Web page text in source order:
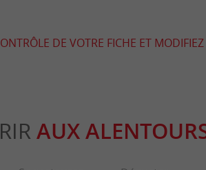
DE VOTRE FICHE ET
AUX